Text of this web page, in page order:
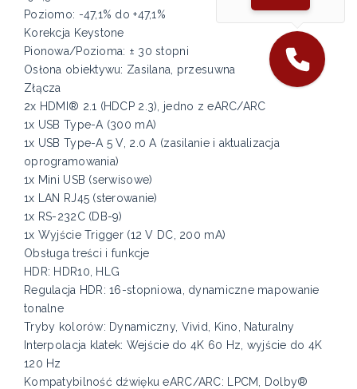
Poziomo: -47,1% do +47,1%
Korekcja Keystone
Pionowa/Pozioma: ± 30 stopni
Osłona obiektywu: Zasilana, przesuwna
Złącza
2x HDMI® 2.1 (HDCP 2.3), jedno z eARC/ARC
1x USB Type-A (300 mA)
1x USB Type-A 5 V, 2.0 A (zasilanie i aktualizacja
oprogramowania)
1x Mini USB (serwisowe)
1x LAN RJ45 (sterowanie)
1x RS-232C (DB-9)
1x Wyjście Trigger (12 V DC, 200 mA)
Obsługa treści i funkcje
HDR: HDR10, HLG
Regulacja HDR: 16-stopniowa, dynamiczne mapowanie
tonalne
Tryby kolorów: Dynamiczny, Vivid, Kino, Naturalny
Interpolacja klatek: Wejście do 4K 60 Hz, wyjście do 4K
120 Hz
Kompatybilność dźwięku eARC/ARC: LPCM, Dolby®